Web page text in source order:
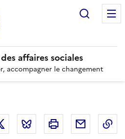
affaires sociales
accompagner le changement
Twitter Bluesky Imprimer Courriel